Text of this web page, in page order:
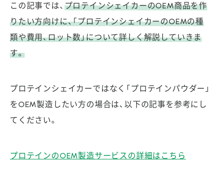
この記事では、 プロテインシェイカーのOEM商品を作
りたい方向けに、「プロテインシェイカーのOEMの種
類や費用、ロット数」について詳しく解説していきま
す。
プロテインシェイカーではなく「プロテインパウダー」
をOEM製造したい方の場合は、以下の記事を参考にし
てください。
プロテインのOEM製造サービスの詳細はこちら